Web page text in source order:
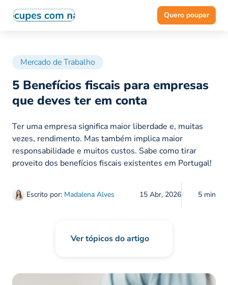
Quero poupar
Mercado de Trabalho
5 Benefícios fiscais para empresas
que deves ter em conta
Escrito por: Madalena Alves 15 Abr, 2026 5 min
Ter uma empresa significa maior liberdade e, muitas
vezes, rendimento. Mas também implica maior
responsabilidade e muitos custos. Sabe como tirar
proveito dos benefícios fiscais existentes em Portugal!
Ver tópicos do artigo